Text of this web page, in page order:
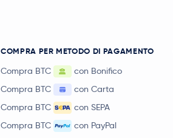
COMPRA PER METODO DI PAGAMENTO
Compra BTC
con Bonifico
Compra BTC
con Carta
Compra BTC
con SEPA
Compra BTC
con PayPal